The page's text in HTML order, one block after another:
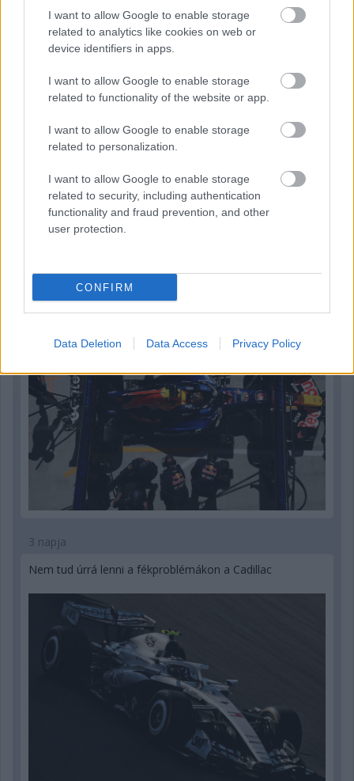
I want to allow Google to enable storage
related to analytics like cookies on web or
device identifiers in apps.
I want to allow Google to enable storage
related to functionality of the website or app.
I want to allow Google to enable storage
related to personalization.
I want to allow Google to enable storage
related to security, including authentication
functionality and fraud prevention, and other
user protection.
CONFIRM
Data Deletion Data Access Privacy Policy
Lassuló fejlesztési ütemre számít a Red Bull
3 napja
Nem tud úrrá lenni a fékproblémákon a Cadillac